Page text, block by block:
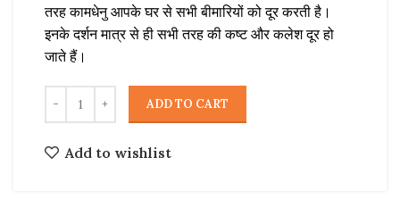
तरह कामधेनु आपके घर से सभी बीमारियों को दूर करती है।
इनके दर्शन मात्र से ही सभी तरह की कष्ट और कलेश दूर हो
जाते हैं।
ADD TO CART
Add to wishlist